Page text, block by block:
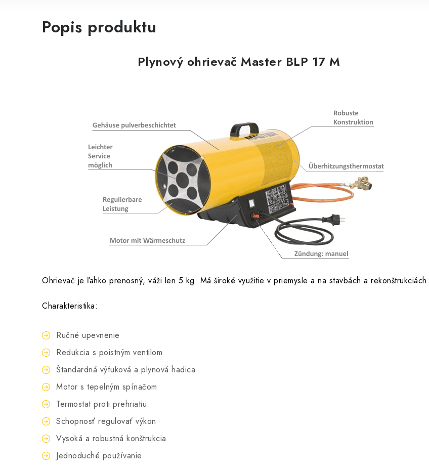
Popis produktu
Plynový ohrievač Master BLP 17 M
Ohrievač je ľahko prenosný, váži len 5 kg. Má široké využitie v priemysle a na stavbách a rekonštrukciách.
Charakteristika:
Ručné upevnenie
Redukcia s poistným ventilom
Štandardná výfuková a plynová hadica
Motor s tepelným spínačom
Termostat proti prehriatiu
Schopnosť regulovať výkon
Vysoká a robustná konštrukcia
Jednoduché používanie